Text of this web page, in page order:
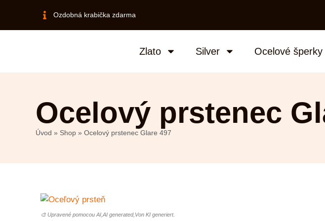
Ozdobná krabička zdarma
Zlato Silver Ocelové šperky
Ocelový prstenec
Úvod » Shop » Ocelový prstenec Glare 497
🎨 Upravené pomocou AI,AI generated,Von KI generiert.